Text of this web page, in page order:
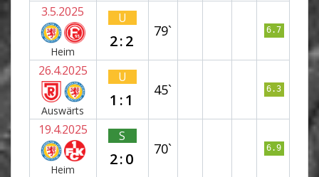
3.5.2025
Heim
U
2:2
79` 6.7
26.4.2025
Auswärts
U
1:1
45` 6.3
19.4.2025
Heim
S
2:0
70` 6.9